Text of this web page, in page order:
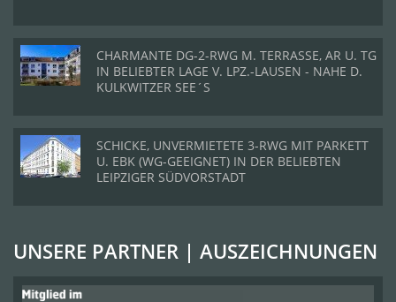
CHARMANTE DG-2-RWG M. TERRASSE, AR U. TG
IN BELIEBTER LAGE V. LPZ.-LAUSEN - NAHE D.
KULKWITZER SEE´S
SCHICKE, UNVERMIETETE 3-RWG MIT PARKETT
U. EBK (WG-GEEIGNET) IN DER BELIEBTEN
LEIPZIGER SÜDVORSTADT
UNSERE PARTNER | AUSZEICHNUNGEN